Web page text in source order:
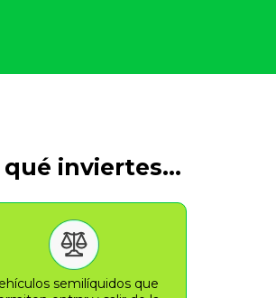
qué inviertes…
semilíquidos que